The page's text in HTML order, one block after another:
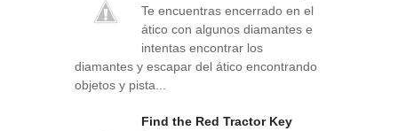
Te encuentras encerrado en el
ático con algunos diamantes e
intentas encontrar los
diamantes y escapar del ático encontrando
objetos y pista...
Find the Red Tractor Key